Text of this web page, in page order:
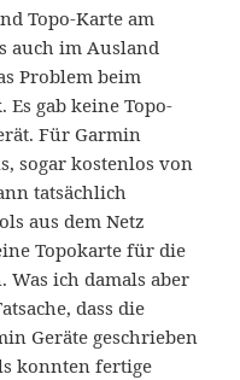
Topo-Karte am
auch im Ausland
Problem beim
gab keine Topo-
Für Garmin
sogar kostenlos von
tatsächlich
aus dem Netz
Topokarte für die
Was ich damals aber
dass die
Geräte geschrieben
konnten fertige